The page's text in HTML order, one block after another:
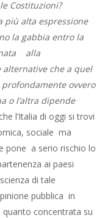
Costituzioni?
più alta espressione
la gabbia entro la
alla
alternative che a quel
ovvero
o l’altra dipende
l’Italia di oggi si trovi
sociale ma
pone a serio rischio lo
ai paesi
di tale
pubblica in
concentrata su